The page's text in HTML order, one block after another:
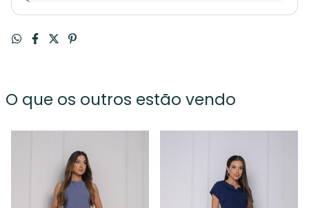
O que os outros estão vendo